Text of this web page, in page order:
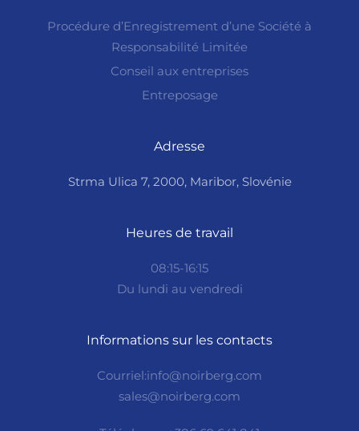
Procédure d’Enregistrement d’une Société à
Responsabilité Limitée
Conseil aux entreprises
Entreposage
Adresse
Strma Ulica 7, 2000, Maribor, Slovénie
Heures de travail
08:15-16:15
Du lundi au vendredi
Informations sur les contacts
Courriel:info@noirberg.com
sales@noirberg.com